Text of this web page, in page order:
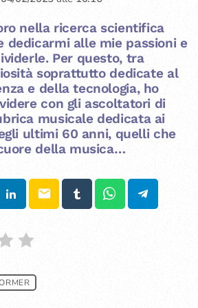
nella ricerca scientifica
dedicarmi alle mie passioni e
Per questo, tra
soprattutto dedicate al
e della tecnologia, ho
con gli ascoltatori di
musicale dedicata ai
ultimi 60 anni, quelli che
della musica…
email